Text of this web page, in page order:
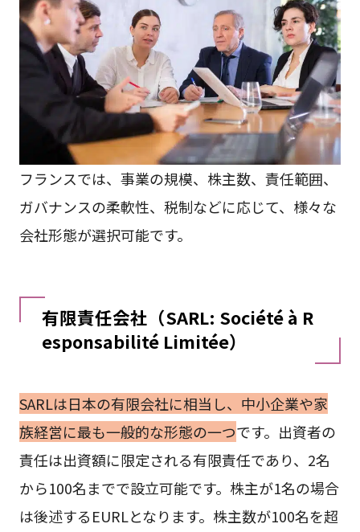
フランスでは、事業の規模、株主数、責任範囲、
ガバナンスの柔軟性、税制などに応じて、様々な
会社形態が選択可能です。
有限責任会社（SARL: Société à R
esponsabilité Limitée）
SARLは日本の有限会社に相当し、中小企業や家
族経営に最も一般的な形態の一つです。出資者の
責任は出資額に限定される有限責任であり、2名
から100名までで設立可能です。株主が1名の場合
は後述するEURLとなります。株主数が100名を超